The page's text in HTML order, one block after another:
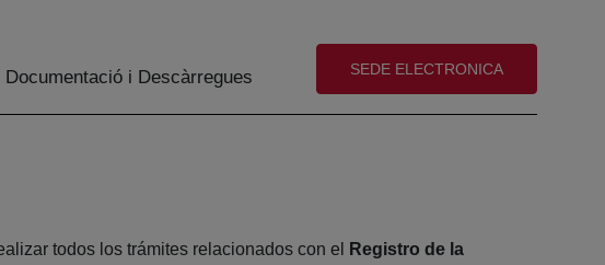
Documentació i Descàrregues (abre en nueva ventana)
SEDE ELECTRONICA
todos los trámites relacionados con el
Registro de la